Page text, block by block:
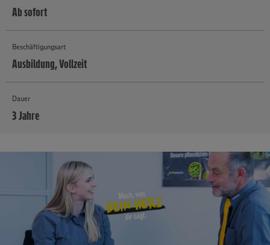
Ab sofort
Beschäftigungsart
Ausbildung, Vollzeit
Dauer
3 Jahre